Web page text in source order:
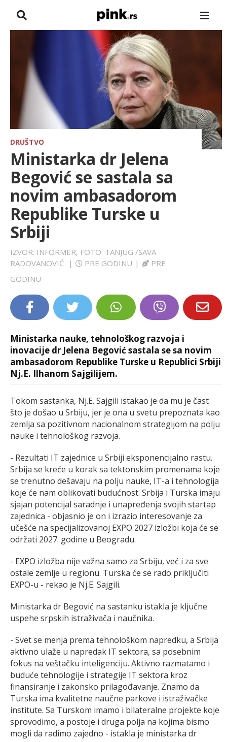
VESTI
ZADRUGA
SHOWBIZ
HRONIKA
FARMERI
SPORT
LIFESTYLE
EXTRA
DRUŠTVO
Ministarka dr Jelena
Begović se sastala sa
novim ambasadorom
Republike Turske u
Srbiji
IZVOR: INFORMER, FOTO: TANJUG /SAVA
RADOVANOVIĆ
| PRE GODINU |
PRE
GODINU
Ministarka nauke, tehnološkog razvoja i
inovacije dr Jelena Begović sastala se sa novim
ambasadorom Republike Turske u Republici Srbiji
Nj.E. Ilhanom Sajgilijem.
Tokom sastanka, Nj.E. Sajgili istakao je da mu je čast
što je došao u Srbiju, jer je ona u svetu prepoznata kao
zemlja sa pozitivnom nacionalnom strategijom na polju
nauke i tehnološkog razvoja.
- Rezultati IT zajednice u Srbiji eksponencijalno rastu.
Srbija se kreće u korak sa tektonskim promenama koje
se trenutno dešavaju na polju nauke, IT-a i tehnologija
koje će nam oblikovati budućnost. Srbija i Turska imaju
sjajan potencijal saradnje i unapređenja svojih startap
zajednica - objasnio je on i izrazio interesovanje za
učešće na specijalizovanoj EXPO 2027 izložbi koja će se
održati 2027. godine u Beogradu.
- EXPO izložba nije važna samo za Srbiju, već i za sve
ostale zemlje u regionu. Turska će se rado priključiti
EXPO-u - rekao je Nj.E. Sajgili.
Ministarka dr Begović na sastanku istakla je ključne
uspehe srpskih istraživača i naučnika.
- Svet se menja prema tehnološkom napredku, a Srbija
aktivno ulaže u napredak IT sektora, sa posebnim
fokus na veštačku inteligenciju. Aktivno razmatamo i
buduće tehnologije i strategije IT sektora kroz
finansiranje i zakonsko prilagođavanje. Znamo da
Turska ima kvalitetne naučne parkove i istraživačke
institute. Sa Turskom imamo i bilateralne projekte koje
sprovodimo, a postoje i druga polja na kojima bismo
mogli da radimo zajedno - istakla je ministarka dr